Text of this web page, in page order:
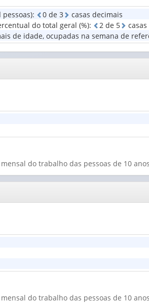
(1)
(1)
: 0 de 3
casas decimais
do total geral (%): 2 de 5
de idade, ocupadas na semana de
do trabalho das pessoas de 10
do trabalho das pessoas de 10